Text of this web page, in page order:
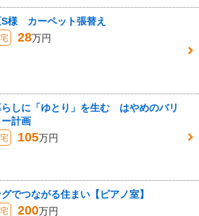
S様 カーペット張替え
28万円
しに「ゆとり」を生む はやめのバリ
計画
105万円
でつながる住まい【ピアノ室】
200万円